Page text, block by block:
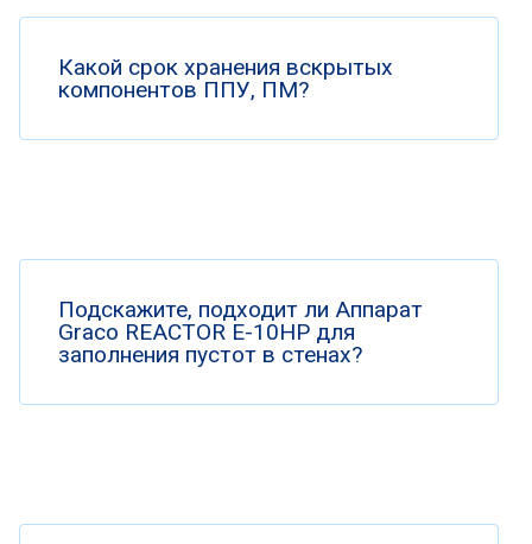
Какой срок хранения вскрытых
компонентов ППУ, ПМ?
Подскажите, подходит ли Аппарат
Graco REACTOR E-10HP для
заполнения пустот в стенах?